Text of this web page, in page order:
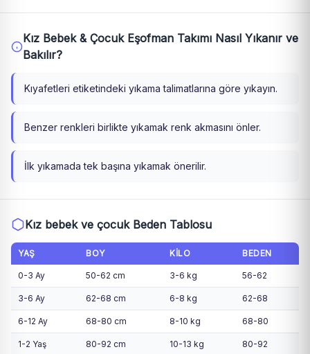
Kız Bebek & Çocuk Eşofman Takımı Nasıl Yıkanır ve
Bakılır?
Kıyafetleri etiketindeki yıkama talimatlarına göre yıkayın.
Benzer renkleri birlikte yıkamak renk akmasını önler.
İlk yıkamada tek başına yıkamak önerilir.
Kız bebek ve çocuk Beden Tablosu
YAŞ BOY KILO BEDEN
0-3 Ay 50-62 cm 3-6 kg 56-62
3-6 Ay 62-68 cm 6-8 kg 62-68
6-12 Ay 68-80 cm 8-10 kg 68-80
1-2 Yaş 80-92 cm 10-13 kg 80-92